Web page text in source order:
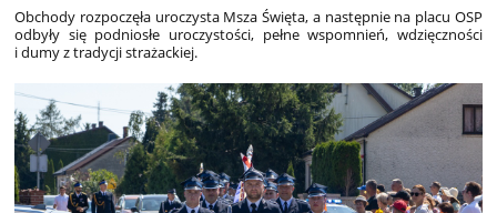
Obchody rozpoczęła uroczysta Msza Święta, a następnie na placu OSP
odbyły się podniosłe uroczystości, pełne wspomnień, wdzięczności
i dumy z tradycji strażackiej.